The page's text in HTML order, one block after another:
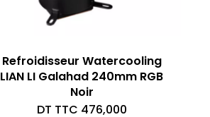
Refroidisseur Watercooling
LIAN LI Galahad 240mm RGB
Noir
DT TTC 476,000